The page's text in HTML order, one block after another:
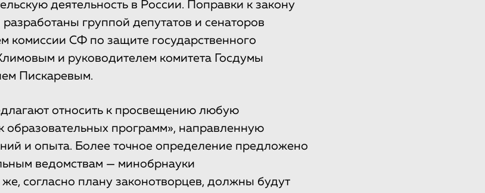
деятельность в России. Поправки к закону
группой депутатов и сенаторов
комиссии СФ по защите государственного
и руководителем комитета Госдумы
Пискаревым.
относить к просвещению любую
образовательных программ», направленную
и опыта. Более точное определение предложено
ведомствам — минобрнауки
согласно плану законотворцев, должны будут